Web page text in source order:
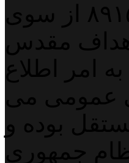
پایگاه خبری خبربین آنلاین به شماره ثبت ۸۹۱۵۵ از سوی
مقدس
امر اطلاع
عمومی می
بوده و
جمهوری